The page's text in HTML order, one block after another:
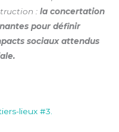
: la concertation
pour définir
sociaux attendus
lieux #3.